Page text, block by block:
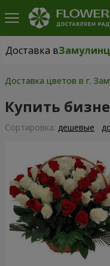
Доставка в
Доставка в
Доставка цветов в г.
Купить
Cортировка: дешевые